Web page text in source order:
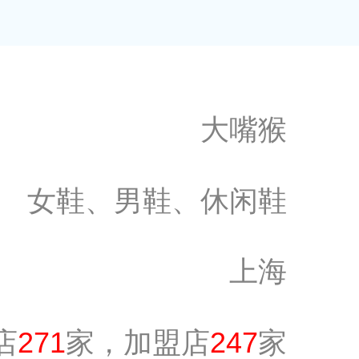
大嘴猴
女鞋、男鞋、休闲鞋
上海
271家，加盟店247家